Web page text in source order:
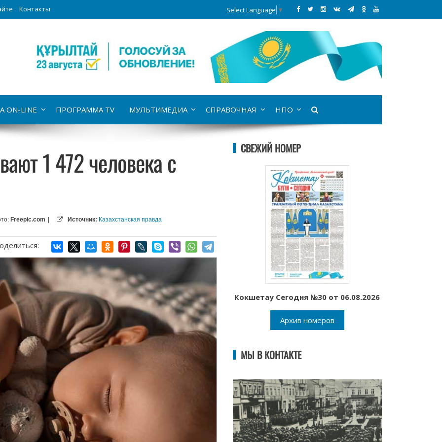
Контакты Select Language ▼
ON-LINE ПРОГРАММА TV МУЛЬТИМЕДИА СПРАВОЧНАЯ НПО
1 472 человека с
Freepic.com | Источник: Казахстанская правда
СВЕЖИЙ НОМЕР
Кокшетау Сегодня №30 от 06.08.2026
Архив номеров
МЫ В КОНТАКТЕ